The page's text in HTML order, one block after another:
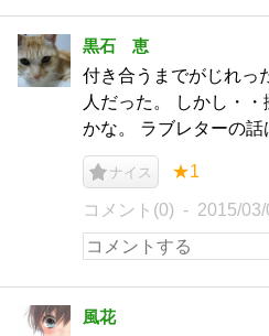
黒石 恵
付き合うまでがじれっ
人だった。 しかし・
かな。 ラブレターの話
ナイス ★1
コメント(0) 2015/03/
風花